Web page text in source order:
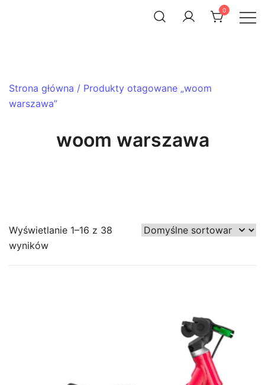
0
Strona główna / Produkty otagowane „woom
warszawa”
woom warszawa
Wyświetlanie 1–16 z 38
wyników